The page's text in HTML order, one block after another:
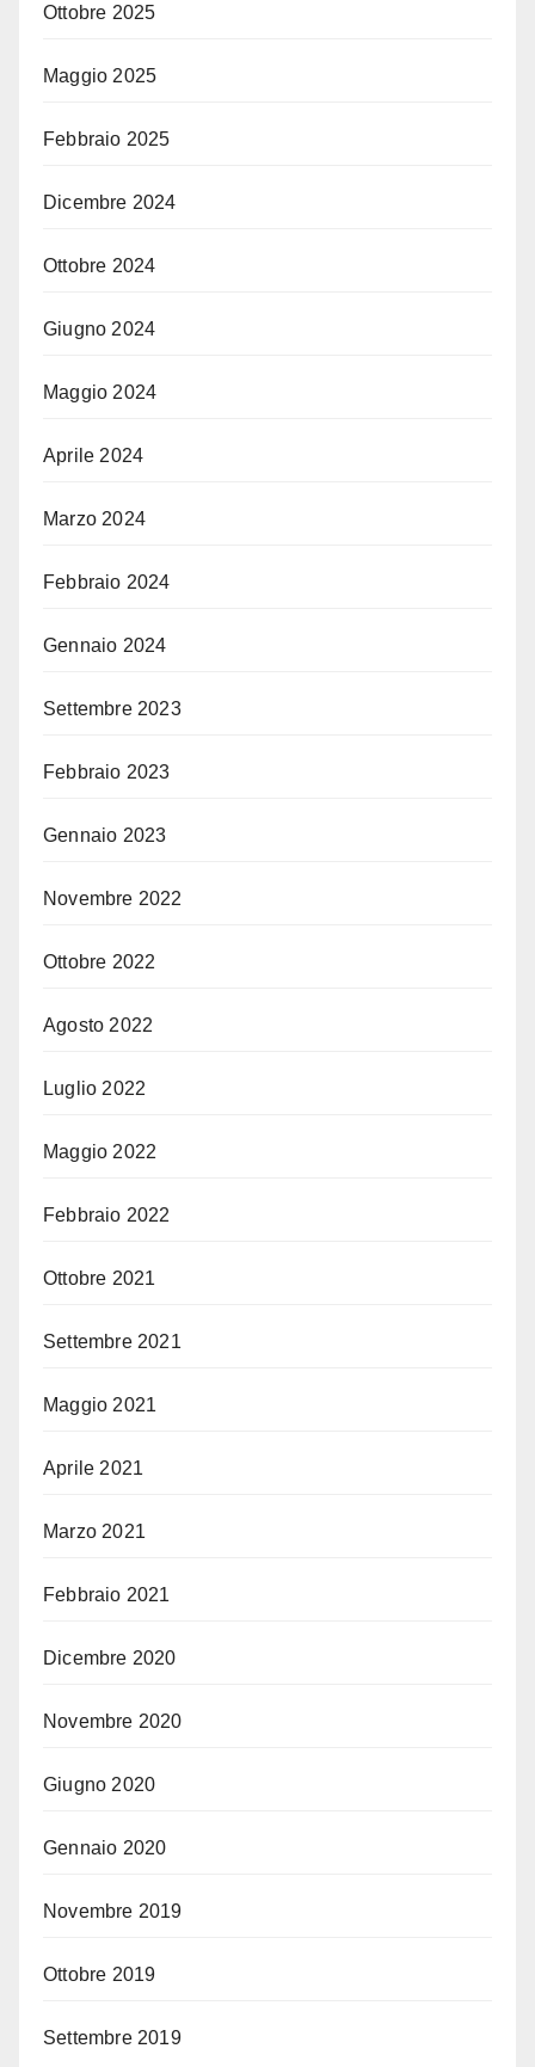
Ottobre 2025
Maggio 2025
Febbraio 2025
Dicembre 2024
Ottobre 2024
Giugno 2024
Maggio 2024
Aprile 2024
Marzo 2024
Febbraio 2024
Gennaio 2024
Settembre 2023
Febbraio 2023
Gennaio 2023
Novembre 2022
Ottobre 2022
Agosto 2022
Luglio 2022
Maggio 2022
Febbraio 2022
Ottobre 2021
Settembre 2021
Maggio 2021
Aprile 2021
Marzo 2021
Febbraio 2021
Dicembre 2020
Novembre 2020
Giugno 2020
Gennaio 2020
Novembre 2019
Ottobre 2019
Settembre 2019